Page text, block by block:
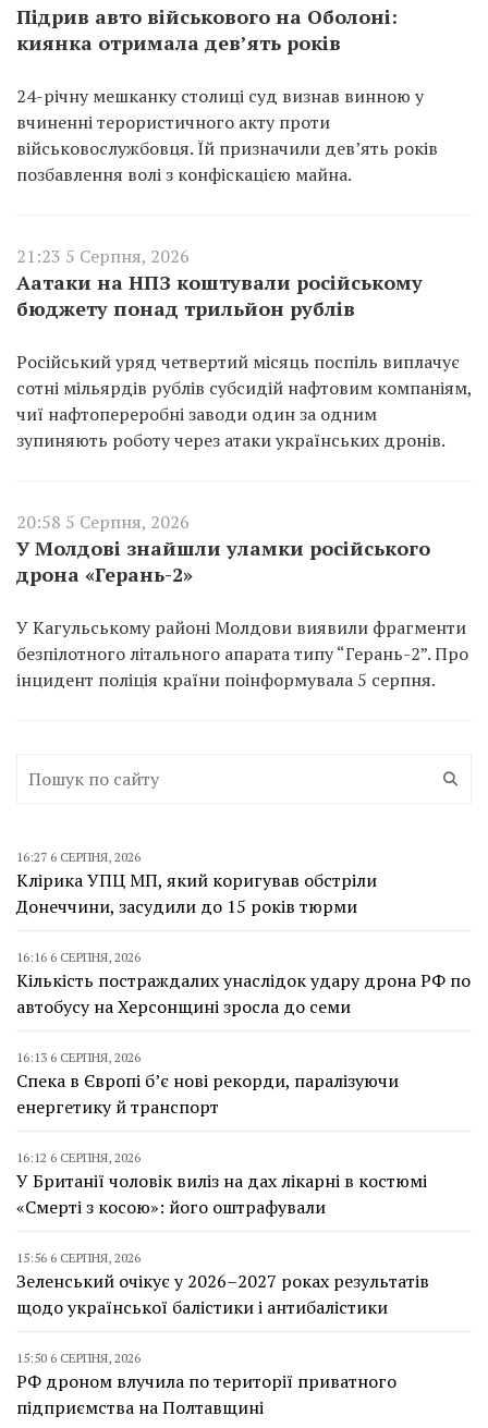
Підрив авто військового на Оболоні:
киянка отримала дев’ять років
24-річну мешканку столиці суд визнав винною у
вчиненні терористичного акту проти
військовослужбовця. Їй призначили дев’ять років
позбавлення волі з конфіскацією майна.
21:23 5 Серпня, 2026
Аатаки на НПЗ коштували російському
бюджету понад трильйон рублів
Російський уряд четвертий місяць поспіль виплачує
сотні мільярдів рублів субсидій нафтовим компаніям,
чиї нафтопереробні заводи один за одним
зупиняють роботу через атаки українських дронів.
20:58 5 Серпня, 2026
У Молдові знайшли уламки російського
дрона «Герань-2»
У Кагульському районі Молдови виявили фрагменти
безпілотного літального апарата типу “Герань-2”. Про
інцидент поліція країни поінформувала 5 серпня.
16:27 6 СЕРПНЯ, 2026
Клірика УПЦ МП, який коригував обстріли
Донеччини, засудили до 15 років тюрми
16:16 6 СЕРПНЯ, 2026
Кількість постраждалих унаслідок удару дрона РФ по
автобусу на Херсонщині зросла до семи
16:13 6 СЕРПНЯ, 2026
Спека в Європі б’є нові рекорди, паралізуючи
енергетику й транспорт
16:12 6 СЕРПНЯ, 2026
У Британії чоловік виліз на дах лікарні в костюмі
«Смерті з косою»: його оштрафували
15:56 6 СЕРПНЯ, 2026
Зеленський очікує у 2026–2027 роках результатів
щодо української балістики і антибалістики
15:50 6 СЕРПНЯ, 2026
РФ дроном влучила по території приватного
підприємства на Полтавщині